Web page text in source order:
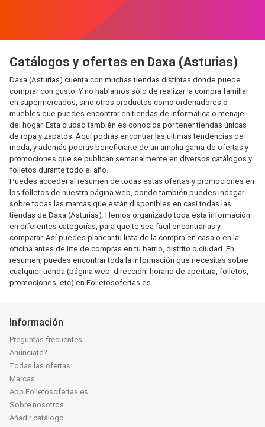
Catálogos y ofertas en Daxa (Asturias)
Daxa (Asturias) cuenta con muchas tiendas distintas donde puede
comprar con gusto. Y no hablamos sólo de realizar la compra familiar
en supermercados, sino otros productos como ordenadores o
muebles que puedes encontrar en tiendas de informática o menaje
del hogar. Esta ciudad también es conocida por tener tiendas únicas
de ropa y zapatos. Aquí podrás encontrar las últimas tendencias de
moda, y además podrás beneficiarte de un amplia gama de ofertas y
promociones que se publican semanalmente en diversos catálogos y
folletos durante todo el año.
Puedes acceder al resumen de todas estas ofertas y promociones en
los folletos de nuestra página web, donde también puedes indagar
sobre todas las marcas que están disponibles en casi todas las
tiendas de Daxa (Asturias). Hemos organizado toda esta información
en diferentes categorías, para que te sea fácil encontrarlas y
comparar. Así puedes planear tu lista de la compra en casa o en la
oficina antes de irte de compras en tu barrio, distrito o ciudad. En
resumen, puedes encontrar toda la información que necesitas sobre
cualquier tienda (página web, dirección, horario de apertura, folletos,
promociones, etc) en Folletosofertas.es.
Información
Preguntas frecuentes
Anúnciate?
Todas las ofertas
Marcas
App Folletosofertas.es
Sobre nosotros
Añadir catálogo